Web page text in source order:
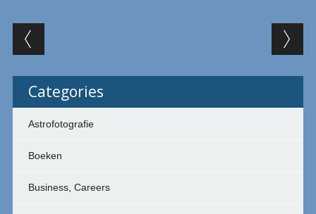
Post navigation
Categories
Astrofotografie
Boeken
Business, Careers